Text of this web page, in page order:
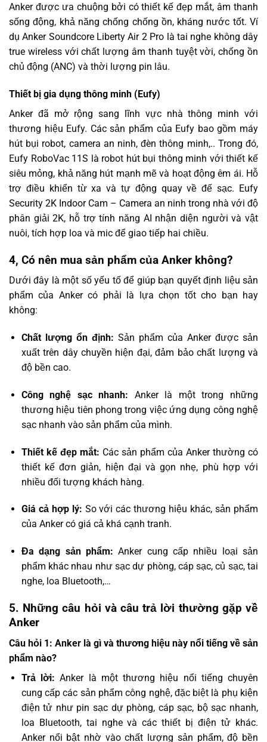
Anker được ưa chuộng bởi có thiết kế đẹp mắt, âm thanh
sống động, khả năng chống chống ồn, kháng nước tốt. Ví
dụ Anker Soundcore Liberty Air 2 Pro là tai nghe không dây
true wireless với chất lượng âm thanh tuyệt vời, chống ồn
chủ động (ANC) và thời lượng pin lâu.
Thiết bị gia dụng thông minh (Eufy)
Anker đã mở rộng sang lĩnh vực nhà thông minh với
thương hiệu Eufy. Các sản phẩm của Eufy bao gồm máy
hút bụi robot, camera an ninh, đèn thông minh,.. Trong đó,
Eufy RoboVac 11S là robot hút bụi thông minh với thiết kế
siêu mỏng, khả năng hút mạnh mẽ và hoạt động êm ái. Hỗ
trợ điều khiển từ xa và tự động quay về đế sạc. Eufy
Security 2K Indoor Cam – Camera an ninh trong nhà với độ
phân giải 2K, hỗ trợ tính năng AI nhận diện người và vật
nuôi, tích hợp loa và mic để giao tiếp hai chiều.
4, Có nên mua sản phẩm của Anker không?
Dưới đây là một số yếu tố để giúp bạn quyết định liệu sản
phẩm của Anker có phải là lựa chọn tốt cho bạn hay
không:
Chất lượng ổn định: Sản phẩm của Anker được sản
xuất trên dây chuyền hiện đại, đảm bảo chất lượng và
độ bền cao.
Công nghệ sạc nhanh: Anker là một trong những
thương hiệu tiên phong trong việc ứng dụng công nghệ
sạc nhanh vào sản phẩm của mình.
Thiết kế đẹp mắt: Các sản phẩm của Anker thường có
thiết kế đơn giản, hiện đại và gọn nhẹ, phù hợp với
nhiều đối tượng khách hàng.
Giá cả hợp lý: So với các thương hiệu khác, sản phẩm
của Anker có giá cả khá cạnh tranh.
Đa dạng sản phẩm: Anker cung cấp nhiều loại sản
phẩm khác nhau như sạc dự phòng, cáp sạc, củ sạc, tai
nghe, loa Bluetooth,…
5. Những câu hỏi và câu trả lời thường gặp về
Anker
Câu hỏi 1: Anker là gì và thương hiệu này nổi tiếng về sản
phẩm nào?
Trả lời:Anker là một thương hiệu nổi tiếng chuyên
cung cấp các sản phẩm công nghệ, đặc biệt là phụ kiện
điện tử như pin sạc dự phòng, cáp sạc, bộ sạc nhanh,
loa Bluetooth, tai nghe và các thiết bị điện tử khác.
Anker nổi bật nhờ vào chất lượng sản phẩm, độ bền